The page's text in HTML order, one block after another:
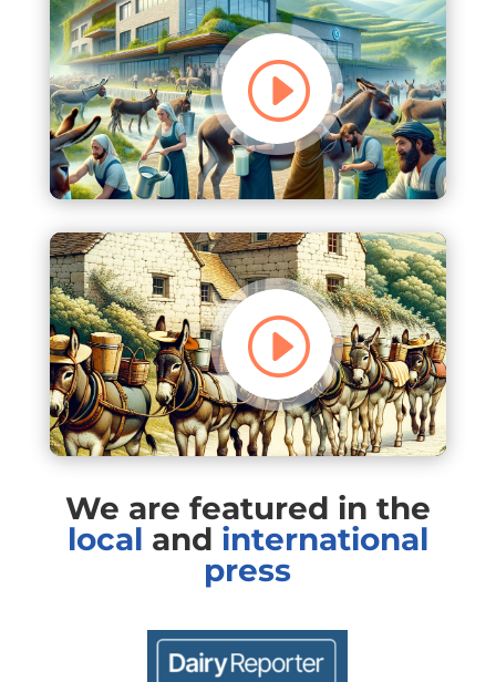
We are featured in the
local and international
press